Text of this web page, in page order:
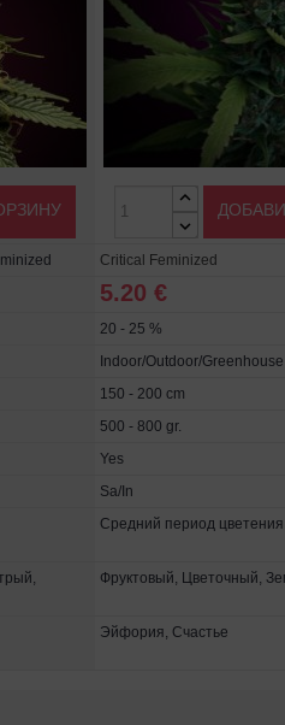
Critical Feminized
5.20 €
20 - 25 %
Indoor/Outdoor/Greenhouse
150 - 200 cm
500 - 800 gr.
Yes
Sa/In
Средний период цветения
Фруктовый, Цветочный,
Эйфория, Счастье